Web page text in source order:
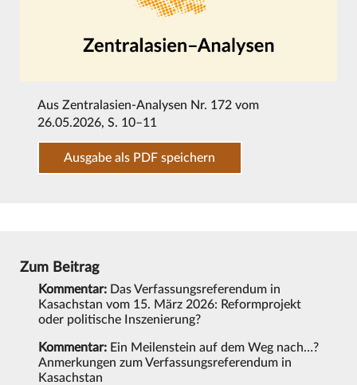
Aus Zentralasien-Analysen Nr. 172 vom
26.05.2026, S. 10–11
Ausgabe als PDF speichern
Zum Beitrag
Kommentar: Das Verfassungsreferendum in
Kasachstan vom 15. März 2026: Reformprojekt
oder politische Inszenierung?
Kommentar: Ein Meilenstein auf dem Weg nach…?
Anmerkungen zum Verfassungsreferendum in
Kasachstan